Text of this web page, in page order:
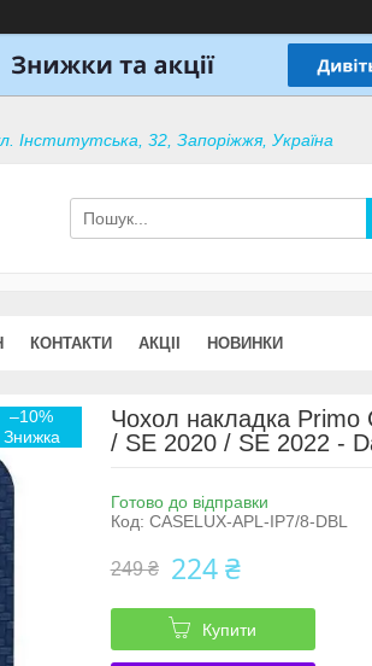
Інститутська, 32, Запоріжжя, Україна
КОНТАКТИ АКЦІІ НОВИНКИ
–10%
Чохол накладка
/ SE 2020 / SE 2022 -
Готово до відправки
Код: CASELUX-APL-IP7/8-DBL
249 ₴ 224 ₴
Купити